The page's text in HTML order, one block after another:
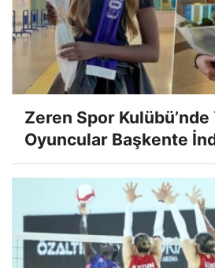
Zeren Spor Kulübü’nde
Oyuncular Başkente